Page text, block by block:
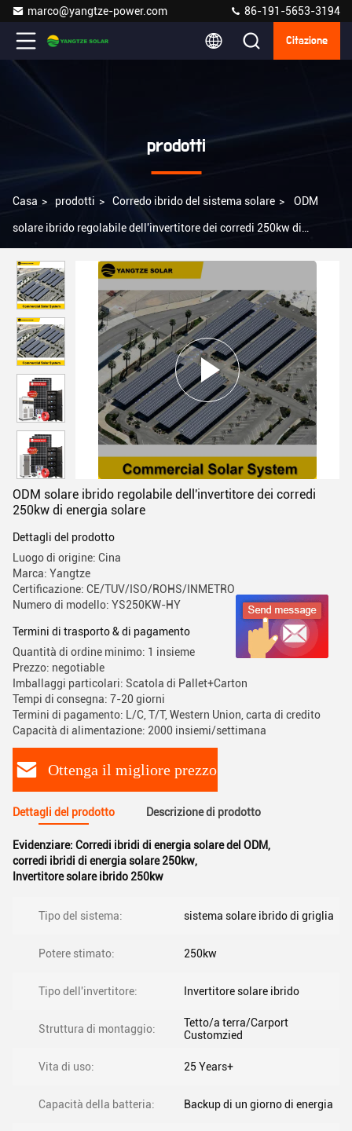
marco@yangtze-power.com 86-191-5653-3194
Citazione
prodotti
Casa > prodotti > Corredo ibrido del sistema solare > ODM
solare ibrido regolabile dell'invertitore dei corredi 250kw di
ODM solare ibrido regolabile dell'invertitore dei corredi
250kw di energia solare
Dettagli del prodotto
Luogo di origine: Cina
Marca: Yangtze
Certificazione: CE/TUV/ISO/ROHS/INMETRO
Numero di modello: YS250KW-HY
Termini di trasporto & di pagamento
Quantità di ordine minimo: 1 insieme
Prezzo: negotiable
Imballaggi particolari: Scatola di Pallet+Carton
Tempi di consegna: 7-20 giorni
Termini di pagamento: L/C, T/T, Western Union, carta di credito
Capacità di alimentazione: 2000 insiemi/settimana
Ottenga il migliore prezzo
Dettagli del prodotto Descrizione di prodotto
Evidenziare: Corredi ibridi di energia solare del ODM,
corredi ibridi di energia solare 250kw,
Invertitore solare ibrido 250kw
Tipo del sistema: sistema solare ibrido di griglia
Potere stimato: 250kw
Tipo dell'invertitore: Invertitore solare ibrido
Struttura di montaggio:
Tetto/a terra/Carport
Customzied
Vita di uso: 25 Years+
Capacità della batteria: Backup di un giorno di energia